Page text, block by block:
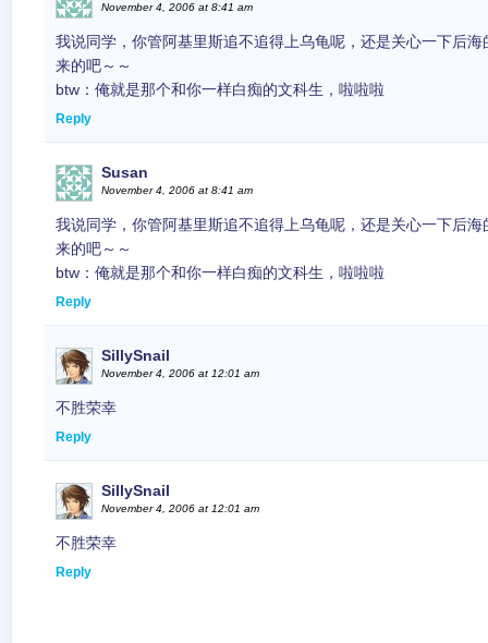
November 4, 2006 at 8:41 am
我说同学，你管阿基里斯追不追得上乌龟呢，还是关心一下后
来的吧～～
btw：俺就是那个和你一样白痴的文科生，啦啦啦
Reply
Susan
November 4, 2006 at 8:41 am
我说同学，你管阿基里斯追不追得上乌龟呢，还是关心一下后
来的吧～～
btw：俺就是那个和你一样白痴的文科生，啦啦啦
Reply
SillySnail
November 4, 2006 at 12:01 am
不胜荣幸
Reply
SillySnail
November 4, 2006 at 12:01 am
不胜荣幸
Reply